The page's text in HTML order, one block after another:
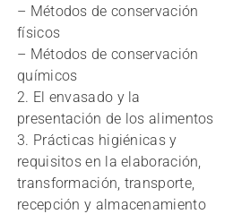
– Métodos de conservación
físicos
– Métodos de conservación
químicos
2. El envasado y la
presentación de los alimentos
3. Prácticas higiénicas y
requisitos en la elaboración,
transformación, transporte,
recepción y almacenamiento